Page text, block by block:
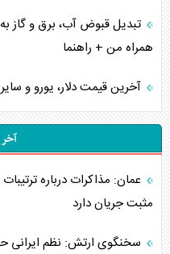
تبدیل قبوض آب، برق و گاز
همراه من + راهنما
آخرین قیمت دلار، یورو و سایر ارز‌ها ۱۲ مرداد
عمان: مذاکرات درباره
مثبت جریان دارد
سخنگوی ارتش: نظم ایرانی